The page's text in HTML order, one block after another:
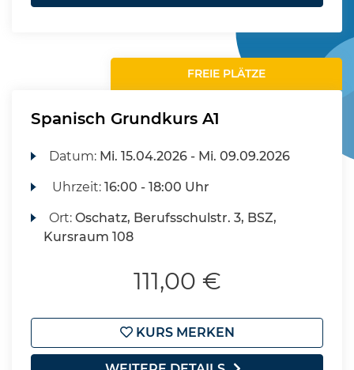
FREIE PLÄTZE
Spanisch Grundkurs A1
Datum: Mi. 15.04.2026 - Mi. 09.09.2026
Uhrzeit:16:00 - 18:00 Uhr
Ort:Oschatz, Berufsschulstr. 3, BSZ,
Kursraum 108
111,00 €
KURS MERKEN